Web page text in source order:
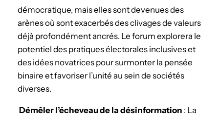
démocratique, mais elles sont devenues des
arènes où sont exacerbés des clivages de valeurs
déjà profondément ancrés. Le forum explorera le
potentiel des pratiques électorales inclusives et
des idées novatrices pour surmonter la pensée
binaire et favoriser l’unité au sein de sociétés
diverses.
Démêler l’écheveau de la désinformation : La